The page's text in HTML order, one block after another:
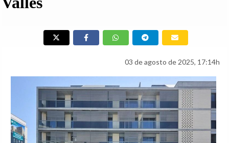
03 de agosto de 2025, 17:14h